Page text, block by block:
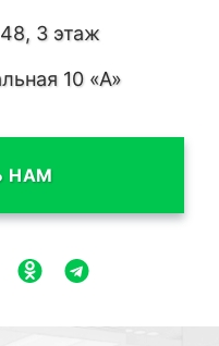
3 этаж
10 «А»
НАМ